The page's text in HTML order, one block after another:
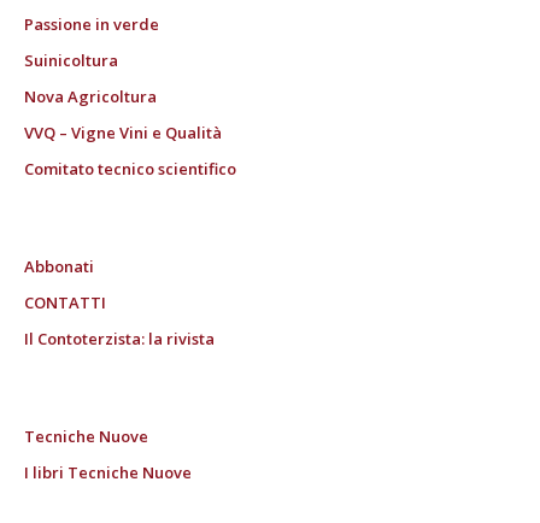
Passione in verde
Suinicoltura
Nova Agricoltura
VVQ – Vigne Vini e Qualità
Comitato tecnico scientifico
Abbonati
CONTATTI
Il Contoterzista: la rivista
Tecniche Nuove
I libri Tecniche Nuove